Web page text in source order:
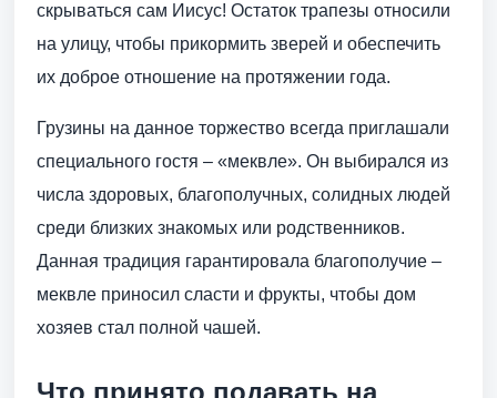
скрываться сам Иисус! Остаток трапезы относили
на улицу, чтобы прикормить зверей и обеспечить
их доброе отношение на протяжении года.
Грузины на данное торжество всегда приглашали
специального гостя – «меквле». Он выбирался из
числа здоровых, благополучных, солидных людей
среди близких знакомых или родственников.
Данная традиция гарантировала благополучие –
меквле приносил сласти и фрукты, чтобы дом
хозяев стал полной чашей.
Что принято подавать на